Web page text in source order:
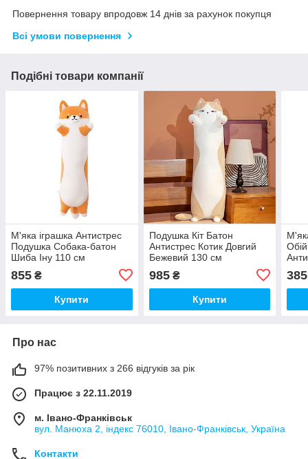
Повернення товару впродовж 14 днів за рахунок покупця
Всі умови повернення
Подібні товари компанії
М'яка іграшка Антистрес
Подушка Собака-батон
Шиба Іну 110 см
855 ₴
Купити
Подушка Кіт Батон
Антистрес Котик Довгий
Бежевий 130 см
985₴
Купити
385
Про нас
97% позитивних з 266 відгуків за рік
Працює з 22.11.2019
м. Івано-Франківськ
вул. Манюха 2, індекс 76010, Івано-Франківськ, Україна
Контакти